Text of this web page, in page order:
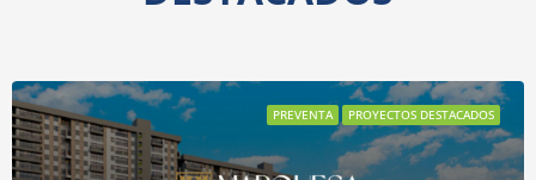
PREVENTA PROYECTOS DESTACADOS